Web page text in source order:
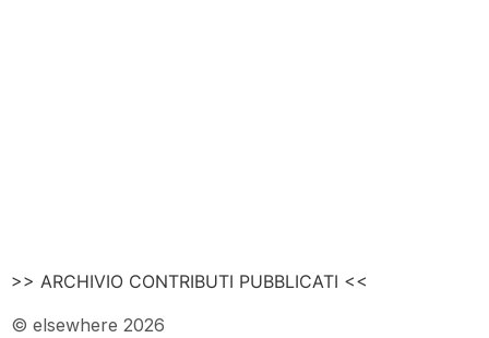
>> ARCHIVIO CONTRIBUTI PUBBLICATI <<
© elsewhere 2026